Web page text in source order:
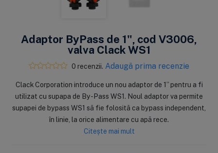
Adaptor ByPass de 1", cod V3006,
valva Clack WS1
0 recenzii. Adaugă prima recenzie
​Clack Corporation introduce un nou adaptor de 1” pentru a fi
utilizat cu supapa de By-Pass WS1. Noul adaptor va permite
supapei de bypass WS1 să fie folosită ca bypass independent,
în linie, la orice alimentare cu apă rece.
Citește mai mult